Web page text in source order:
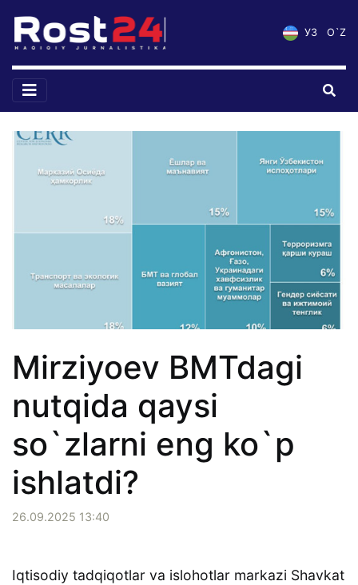
УЗ O`Z
Mirziyoev BMTdagi
nutqida qaysi
so`zlarni eng ko`p
ishlatdi?
26.09.2025 13:40
Iqtisodiy tadqiqotlar va islohotlar markazi Shavkat